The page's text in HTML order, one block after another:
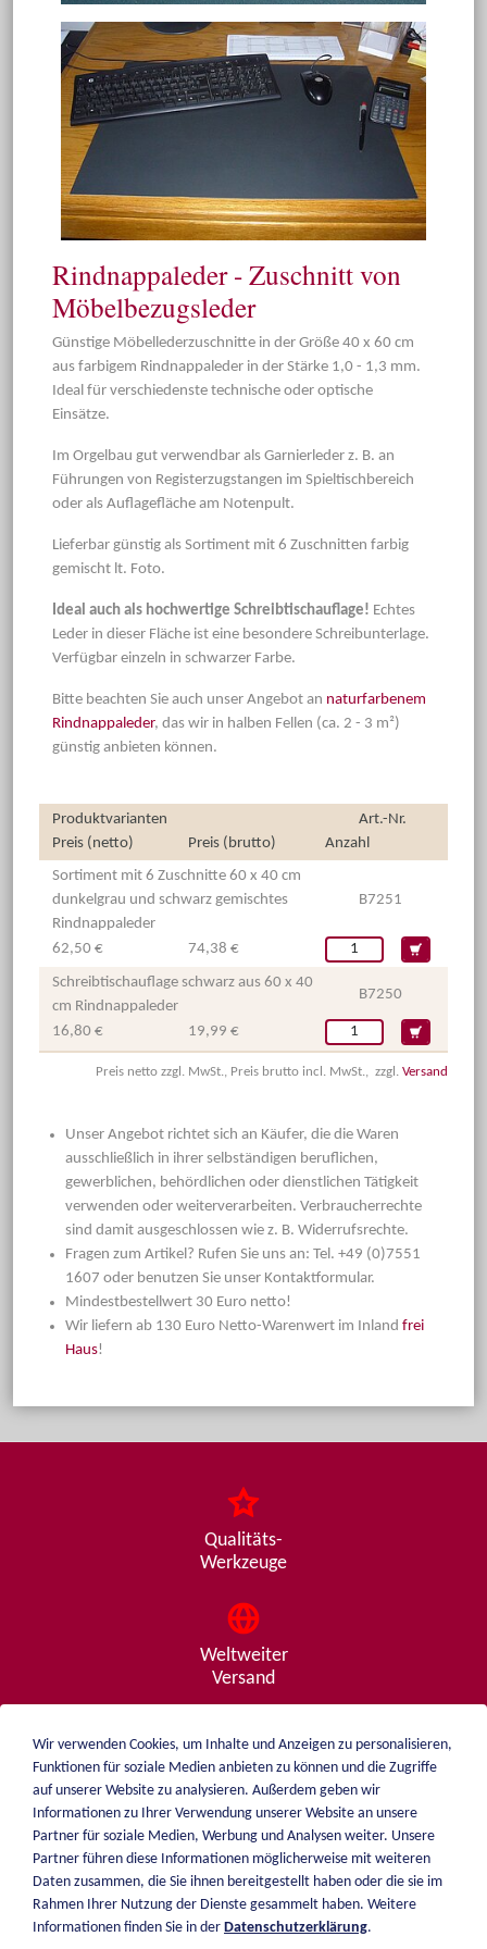
Rindnappaleder - Zuschnitt von
Möbelbezugsleder
Günstige Möbellederzuschnitte in der Größe 40 x 60 cm
aus farbigem Rindnappaleder in der Stärke 1,0 - 1,3 mm.
Ideal für verschiedenste technische oder optische
Einsätze.
Im Orgelbau gut verwendbar als Garnierleder z. B. an
Führungen von Registerzugstangen im Spieltischbereich
oder als Auflagefläche am Notenpult.
Lieferbar günstig als Sortiment mit 6 Zuschnitten farbig
gemischt lt. Foto.
Ideal auch als hochwertige Schreibtischauflage! Echtes
Leder in dieser Fläche ist eine besondere Schreibunterlage.
Verfügbar einzeln in schwarzer Farbe.
Bitte beachten Sie auch unser Angebot an naturfarbenem
Rindnappaleder, das wir in halben Fellen (ca. 2 - 3 m²)
günstig anbieten können.
Produktvarianten
Art.-Nr.
Preis (netto)
Preis (brutto)
Anzahl
Sortiment mit 6 Zuschnitte 60 x 40 cm
dunkelgrau und schwarz gemischtes
Rindnappaleder
B7251
62,50 € 74,38 €
Schreibtischauflage schwarz aus 60 x 40
cm Rindnappaleder
B7250
16,80 € 19,99 €
Preis netto zzgl. MwSt., Preis brutto incl. MwSt., zzgl. Versand
Unser Angebot richtet sich an Käufer, die die Waren
ausschließlich in ihrer selbständigen beruflichen,
gewerblichen, behördlichen oder dienstlichen Tätigkeit
verwenden oder weiterverarbeiten. Verbraucherrechte
sind damit ausgeschlossen wie z. B. Widerrufsrechte.
Fragen zum Artikel? Rufen Sie uns an: Tel. +49 (0)7551
1607 oder benutzen Sie unser Kontaktformular.
Mindestbestellwert 30 Euro netto!
Wir liefern ab 130 Euro Netto-Warenwert im Inland frei
Haus!
Qualitäts-
Werkzeuge
Weltweiter
Versand
Beratung
von A - Z
weiblen.
+49 (0)7551 1607
Über mich
Katalog
Wir verwenden Cookies, um Inhalte und Anzeigen zu personalisieren,
Funktionen für soziale Medien anbieten zu können und die Zugriffe
auf unserer Website zu analysieren. Außerdem geben wir
Informationen zu Ihrer Verwendung unserer Website an unsere
Partner für soziale Medien, Werbung und Analysen weiter. Unsere
Partner führen diese Informationen möglicherweise mit weiteren
Daten zusammen, die Sie ihnen bereitgestellt haben oder die sie im
Rahmen Ihrer Nutzung der Dienste gesammelt haben. Weitere
Informationen finden Sie in der Datenschutzerklärung.